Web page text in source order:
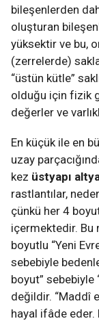
bileşenlerden
oluşturan
yüksektir ve bu,
(zerrelerde)
“üstün kütle”
olduğu için fizik
değerler ve
En küçük ile en
uzay
kez üstyapı
rastlantılar,
çünkü her 4
içermektedir. Bu
boyutlu “Yeni
sebebiyle
boyut” sebebiyle
değildir. “Maddî
hayal ifâde eder.